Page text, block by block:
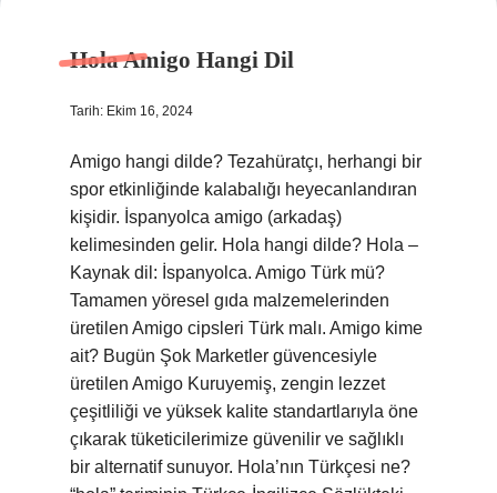
Hola Amigo Hangi Dil
Tarih: Ekim 16, 2024
Amigo hangi dilde? Tezahüratçı, herhangi bir
spor etkinliğinde kalabalığı heyecanlandıran
kişidir. İspanyolca amigo (arkadaş)
kelimesinden gelir. Hola hangi dilde? Hola –
Kaynak dil: İspanyolca. Amigo Türk mü?
Tamamen yöresel gıda malzemelerinden
üretilen Amigo cipsleri Türk malı. Amigo kime
ait? Bugün Şok Marketler güvencesiyle
üretilen Amigo Kuruyemiş, zengin lezzet
çeşitliliği ve yüksek kalite standartlarıyla öne
çıkarak tüketicilerimize güvenilir ve sağlıklı
bir alternatif sunuyor. Hola’nın Türkçesi ne?